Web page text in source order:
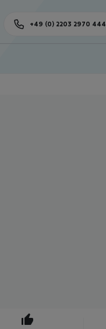
+49 (0) 2203 2970 444